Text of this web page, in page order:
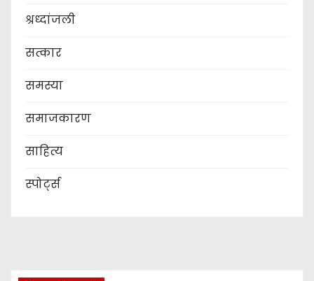
श्रध्दांजली
सत्कार
समस्या
समाजकारण
साहित्य
स्पोर्ट्स